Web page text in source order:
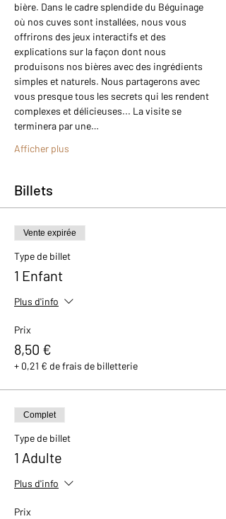
bière. Dans le cadre splendide du Béguinage
où nos cuves sont installées, nous vous
offrirons des jeux interactifs et des
explications sur la façon dont nous
produisons nos bières avec des ingrédients
simples et naturels. Nous partagerons avec
vous presque tous les secrets qui les rendent
complexes et délicieuses... La visite se
terminera par une…
Afficher plus
Billets
Vente expirée
Type de billet
1 Enfant
Plus d'info
Prix
8,50 €
+ 0,21 € de frais de billetterie
Complet
Type de billet
1 Adulte
Plus d'info
Prix